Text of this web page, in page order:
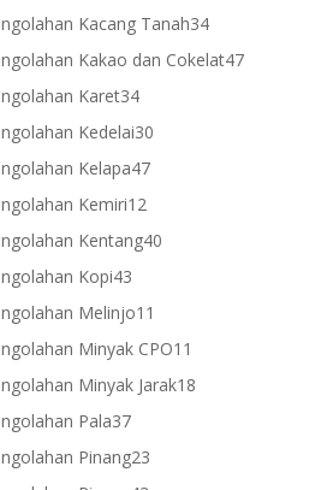
products
Kacang Tanah3434
products
Kakao dan Cokelat4747
Karet3434
products
Kedelai3030
Kelapa4747
Kemiri1212
products
Kentang4040
Kopi4343
products
Melinjo11
products
Minyak CPO11
products
Minyak Jarak1818
Pala3737
products
Pinang2323